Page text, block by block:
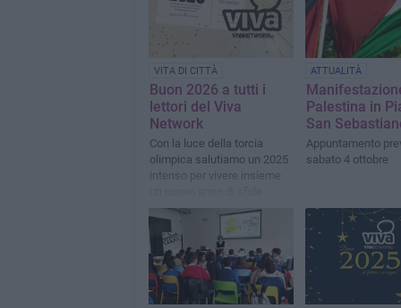
VITA DI CITTÀ
Buon 2026 a tutti i
lettori del Viva
Network
Con la luce della torcia
olimpica salutiamo un 2025
intenso per vivere insieme
ATTUALITÀ
Palestina in
San
Appuntamento
sabato 4 ottobre